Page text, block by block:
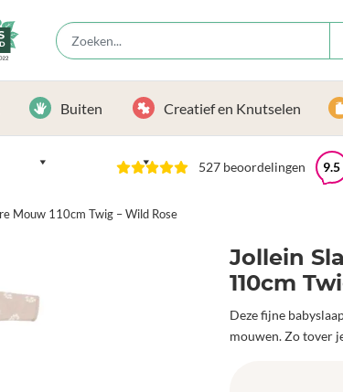
Buiten Creatief en Knutselen
527 beoordelingen 9.5
Mouw 110cm Twig – Wild Rose
Jollein
110cm
Deze fijne
mouwen. Zo tover